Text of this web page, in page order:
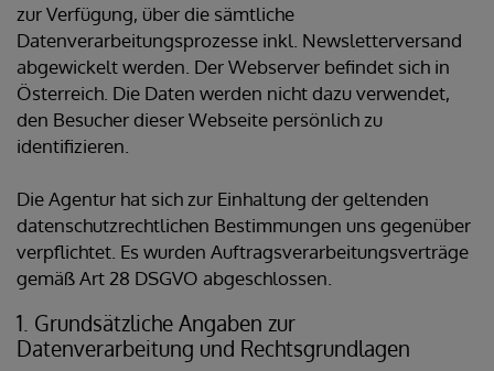
zur Verfügung, über die sämtliche
Datenverarbeitungsprozesse inkl. Newsletterversand
abgewickelt werden. Der Webserver befindet sich in
Österreich. Die Daten werden nicht dazu verwendet,
den Besucher dieser Webseite persönlich zu
identifizieren.
Die Agentur hat sich zur Einhaltung der geltenden
datenschutzrechtlichen Bestimmungen uns gegenüber
verpflichtet. Es wurden Auftragsverarbeitungsverträge
gemäß Art 28 DSGVO abgeschlossen.
1. Grundsätzliche Angaben zur
Datenverarbeitung und Rechtsgrundlagen